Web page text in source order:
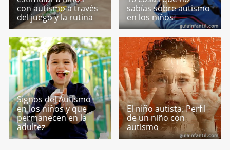
con autismo a través
del juego y la rutina
sabías sobre autismo
en los niños
Signos del Autismo
en los niños y que
permanecen en la
adultez
El niño autista. Perfil
de un niño con
autismo